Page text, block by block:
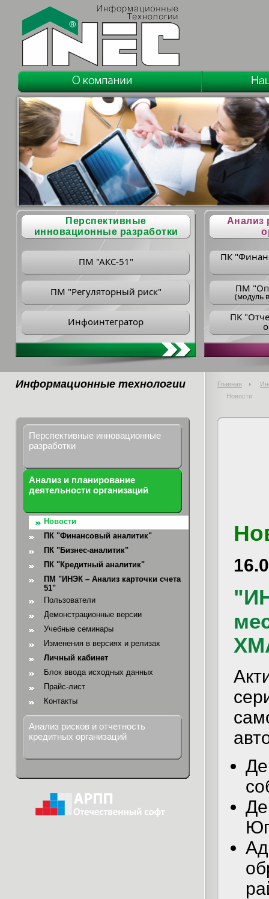
Перспективные
инновационные разработки
ПМ "АКС-51"
ПМ "Регуляторный риск"
Инфоинтегратор
Анализ
ПК
ПM
(модуль
ПK
Информационные технологии Главная
Новости
Перспективные инновационные
разработки
Анализ и планирование
деятельности организаций
Новости
ПК "Финансовый аналитик"
ПК "Бизнес-аналитик"
ПК "Кредитный аналитик"
ПМ "ИНЭК – Анализ карточки счета
51"
Пользователи
Демонстрационные версии
Учебные семинары
Изменения в версиях и релизах
Личный кабинет
Блок ввода исходных данных
Прайс-лист
Контакты
Анализ рисков и отчетность
кредитных организаций
Д